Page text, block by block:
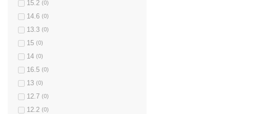
15.2 (0)
14.6 (0)
13.3 (0)
15 (0)
14 (0)
16.5 (0)
13 (0)
12.7 (0)
12.2 (0)